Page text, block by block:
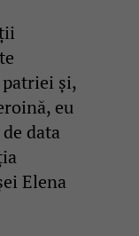
și,
eu
data
Elena